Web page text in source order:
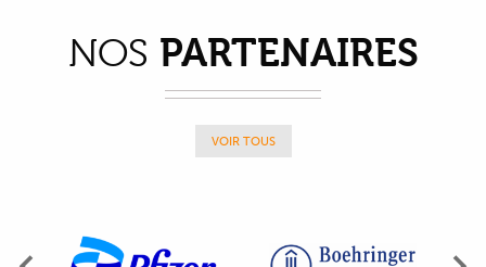
NOS PARTENAIRES
VOIR TOUS